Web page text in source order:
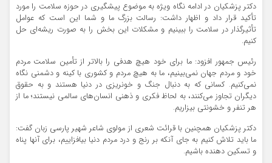
دکتر پزشکیان در ادامه نگاه ویژه به موضوع پیشگیری در حوزه سلامت را مورد
تأکید قرار داد و اظهار داشت: رسالت بزرگ ما و شما این است که عوامل
تأثیرگذار در سلامت را ببینیم و مشکلات این بخش را به صورت ریشه‌ای حل
کنیم.
رئیس جمهور افزود: ما برای خود هیچ هدفی را بالاتر از تأمین سلامت مردم
خود و مردم جهان نمی‌بینیم، ما به هیچ مردم و کشوری با کینه و دشمنی نگاه
نمی‌کنیم. کسانی که به دنبال جنگ و خونریزی در دنیا هستند و به حقوق
دیگران تجاوز می‌کنند، به لحاظ فکری و ذهنی انسان‌های سالمی نیستند؛ ما از
هر تنفر و خشونتی بیزاریم.
دکتر پزشکیان همچنین با قرائت شعری از مولوی شاعر شهیر پارسی زبان گفت:
ما باید تلاش کنیم به جای آنکه بر رنج و درد مردم دنیا بیافزاییم، برای آنها پناه
و تسکین دهنده باشیم.